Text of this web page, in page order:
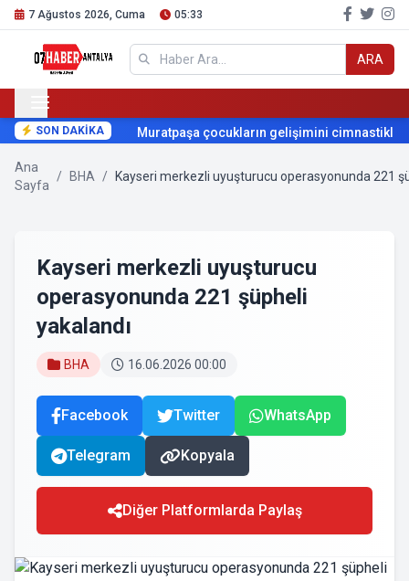
7 Ağustos 2026, Cuma 05:33
ARA
SON DAKİKA Muratpaşa çocukların gelişimini cimnastikle
Ana
Sayfa
/ BHA / Kayseri merkezli uyuşturucu operasyonunda 221
Kayseri merkezli uyuşturucu
operasyonunda 221 şüpheli
yakalandı
BHA 16.06.2026 00:00
Facebook Twitter WhatsApp
Telegram Kopyala
Diğer Platformlarda Paylaş